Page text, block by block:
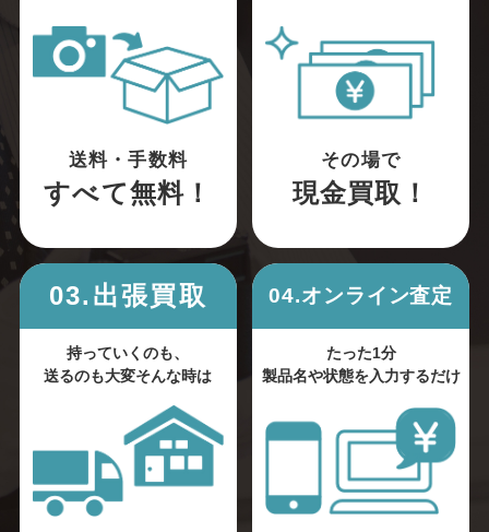
送料・手数料
すべて無料！
その場で
現金買取！
03.出張買取
持っていくのも、
送るのも大変そんな時は
04.オンライン査定
たった1分
製品名や状態を入力するだけ